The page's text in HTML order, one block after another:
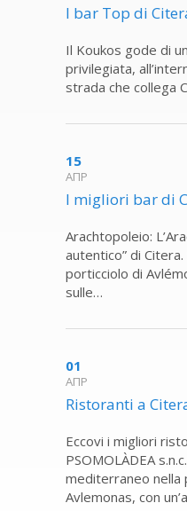
I bar Top di
Il Koukos gode di
privilegiata,
strada che collega
15
ΑΠΡ
I migliori bar di
Arachtopoleio:
autentico” di
porticciolo di
sulle…
01
ΑΠΡ
Ristoranti a
Eccovi i migliori
PSOMOLÀDEA
mediterraneo nella
Avlemonas, con